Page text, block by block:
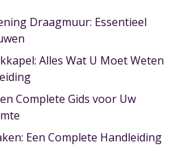
Draagmuur: Essentieel
Alles Wat U Moet Weten
Complete Gids voor Uw
Een Complete Handleiding